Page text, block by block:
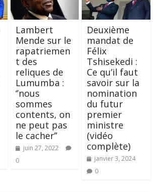
Lambert
Mende sur le
rapatriemen
t des
reliques de
Lumumba :
‘’nous
sommes
contents, on
ne peut pas
le cacher’’
juin 27, 2022
0
Deuxième
mandat de
Félix
Tshisekedi :
Ce qu’il faut
savoir sur la
nomination
du futur
premier
ministre
(vidéo
complète)
janvier 3, 2024
0